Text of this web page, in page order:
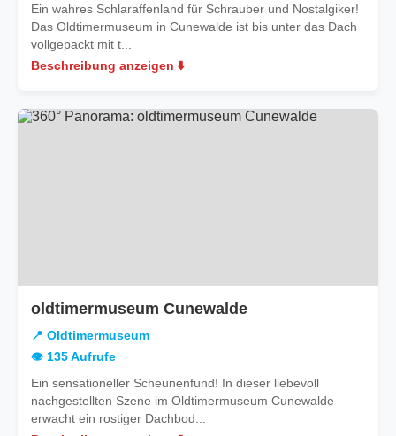
Ein wahres Schlaraffenland für Schrauber und Nostalgiker!
Das Oldtimermuseum in Cunewalde ist bis unter das Dach
vollgepackt mit t...
Beschreibung anzeigen ⬇️
oldtimermuseum Cunewalde
📍 Oldtimermuseum
👁️ 135 Aufrufe
Ein sensationeller Scheunenfund! In dieser liebevoll
nachgestellten Szene im Oldtimermuseum Cunewalde
erwacht ein rostiger Dachbod...